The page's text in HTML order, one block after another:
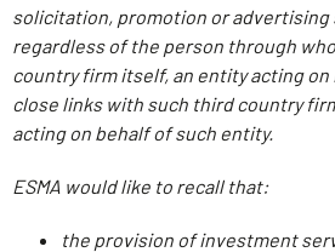
solicitation, promotion or advertising
regardless of the person through
country firm itself, an entity acting
close links with such third country
acting on behalf of such entity.
ESMA would like to recall that:
the provision of investment